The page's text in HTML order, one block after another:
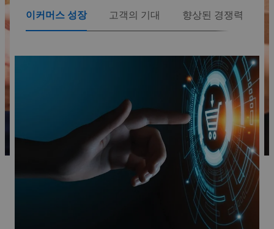
이커머스 성장 고객의 기대 향상된 경쟁력